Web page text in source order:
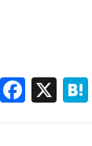
F
a
X